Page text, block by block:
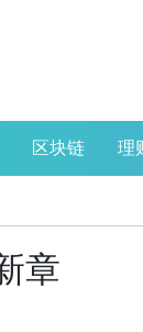
区块链 理
章